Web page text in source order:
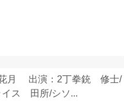
月 出演：2丁拳銃 修士/
ス 田所/シソ...